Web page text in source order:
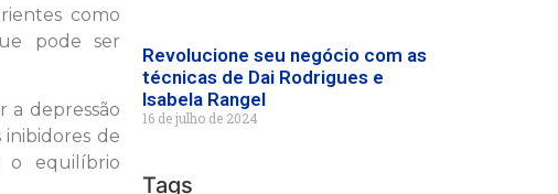
como
pode ser
a depressão
de
o equilíbrio
Revolucione seu negócio com as
técnicas de Dai Rodrigues e
Isabela Rangel
16 de julho de 2024
Tags